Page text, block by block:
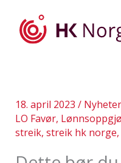
18. april 2023 / Nyheter
LO Favør,
streik, streik hk norge,